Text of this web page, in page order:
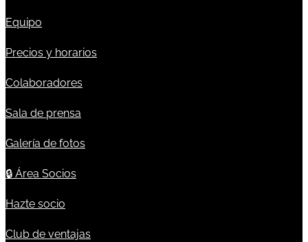
Equipo
Precios y horarios
Colaboradores
Sala de prensa
Galería de fotos
🔒 Área Socios
Hazte socio
Club de ventajas